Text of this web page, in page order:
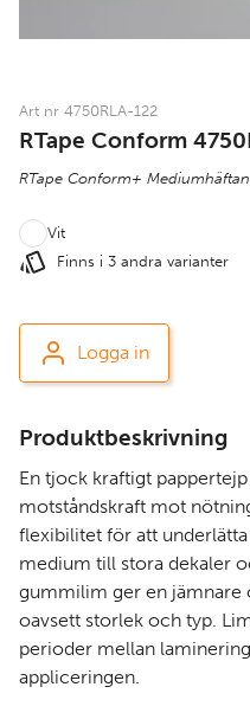
Art nr 4750RLA-122
RTape Conform
RTape Conform+
Vit
Finns i 3 andra varianter
Logga in
Produktbeskrivning
En tjock kraftigt
motståndskraft mot
flexibilitet för att
medium till stora dekaler
gummilim ger en jämnare
oavsett storlek och typ.
perioder mellan
appliceringen.